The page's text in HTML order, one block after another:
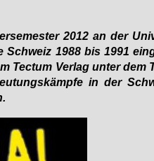
2012 an der
1988 bis 1991
Tec­tum Ver­lag un­ter dem
in der